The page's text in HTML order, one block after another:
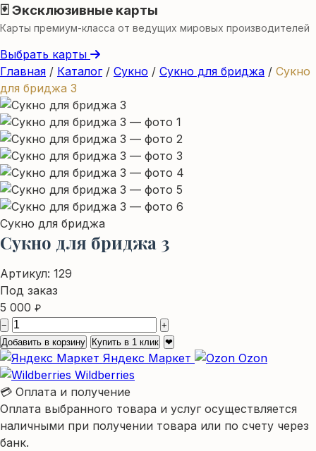
🃏 Эксклюзивные карты
Карты премиум-класса от ведущих мировых производителей
Выбрать карты
Главная / Каталог / Сукно / Сукно для бриджа / Сукно
для бриджа 3
Сукно для бриджа
Сукно для бриджа 3
Артикул: 129
Под заказ
5 000 ₽
−
+
Добавить в корзину
Купить в 1 клик ❤
Яндекс Маркет
Ozon
Wildberries
💳 Оплата и получение
Оплата выбранного товара и услуг осуществляется
наличными при получении товара или по счету через
банк.